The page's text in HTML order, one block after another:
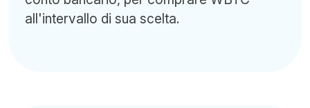
all'intervallo di sua scelta.